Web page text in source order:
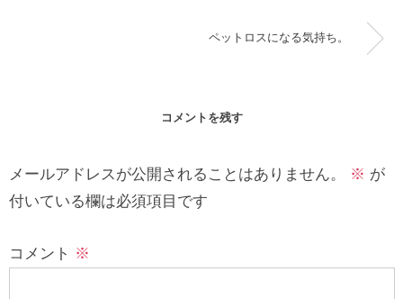
ペットロスになる気持ち。
コメントを残す
メールアドレスが公開されることはありません。 ※ が
付いている欄は必須項目です
コメント ※